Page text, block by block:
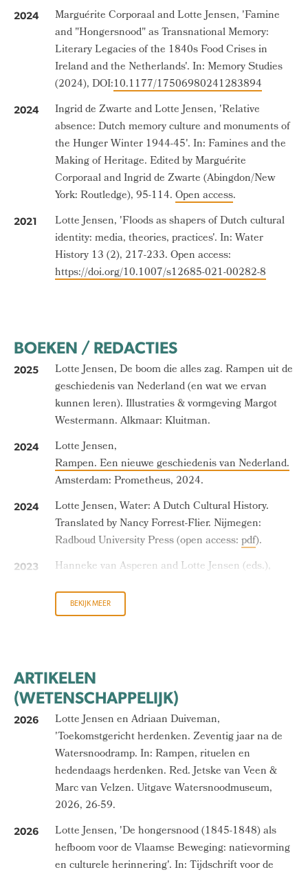
2024
Marguérite Corporaal and Lotte Jensen, 'Famine
and "Hongersnood" as Transnational Memory:
Literary Legacies of the 1840s Food Crises in
Ireland and the Netherlands'. In: Memory Studies
(2024), DOI:10.1177/17506980241283894
2024
Ingrid de Zwarte and Lotte Jensen, 'Relative
absence: Dutch memory culture and monuments of
the Hunger Winter 1944-45'. In: Famines and the
Making of Heritage. Edited by Marguérite
Corporaal and Ingrid de Zwarte (Abingdon/New
York: Routledge), 95-114.Open access.
2021
Lotte Jensen, 'Floods as shapers of Dutch cultural
identity: media, theories, practices'. In: Water
History 13 (2), 217-233. Open access:
https://doi.org/10.1007/s12685-021-00282-8
BOEKEN / REDACTIES
2025
Lotte Jensen, De boom die alles zag. Rampen uit de
geschiedenis van Nederland (en wat we ervan
kunnen leren). Illustraties & vormgeving Margot
Westermann. Alkmaar: Kluitman.
2024
Lotte Jensen,
Rampen. Een nieuwe geschiedenis van Nederland.
Amsterdam: Prometheus, 2024.
2024
Lotte Jensen, Water: A Dutch Cultural History.
Translated by Nancy Forrest-Flier. Nijmegen:
Radboud University Press (open access:pdf).
2023
Hanneke van Asperen and Lotte Jensen (eds.),
Modern Times. Cultural Responses to
Catastrophes. Amsterdam: Amsterdam University
geschiedenis. Amsterdam 2022.
2021
Jaarboek Bilderdijk. Themanummer Rampen in de
tijd van Bilderdijk. Red. Rick Honings, Lotte Jensen
en Gert-Jan Johannes. Hilversum 2021.
Hanneke van Asperen, Marianne Eekhout en Lotte
Jensen (red.), De grote en vreeselike vloed. De Sint-
Elisabethsvloed 1421-2021. Amsterdam: De Bezige
Crisis en catastrofe. De Nederlandse omgang met
rampen in de lange negentiende eeuw. Onder
BEKIJK MEER
ARTIKELEN
(WETENSCHAPPELIJK)
2026
Lotte Jensen en Adriaan Duiveman,
'Toekomstgericht herdenken. Zeventig jaar na de
Watersnoodramp. In: Rampen, rituelen en
hedendaags herdenken. Red. Jetske van Veen &
Marc van Velzen. Uitgave Watersnoodmuseum,
2026, 26-59.
2026
Lotte Jensen, 'De hongersnood (1845-1848) als
hefboom voor de Vlaamse Beweging: natievorming
en culturele herinnering'. In: Tijdschrift voor de